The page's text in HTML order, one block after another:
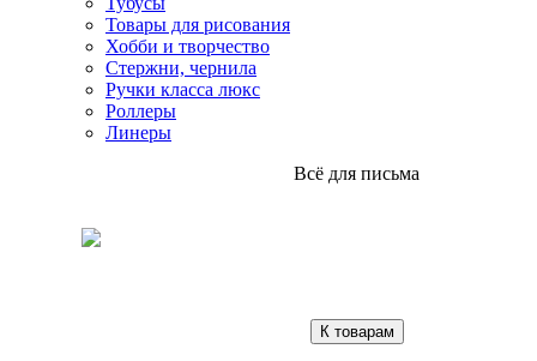
Товары для рисования
Хобби и творчество
Стержни, чернила
Ручки класса люкс
Роллеры
Линеры
Всё для письма
К товарам